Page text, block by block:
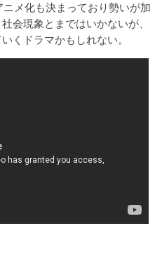
メ化も決まっており勢いが加
会現象とまではいかないが、
くドラマかもしれない。